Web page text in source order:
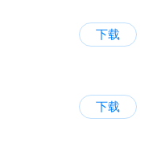
下载
下载